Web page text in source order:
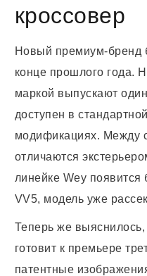
кроссовер
Новый премиум-бренд
конце прошлого года.
маркой выпускают
доступен в
модификациях. Между
отличаются
линейке Wey появится
VV5, модель уже
Теперь же выяснилось,
готовит к премьере
патентные